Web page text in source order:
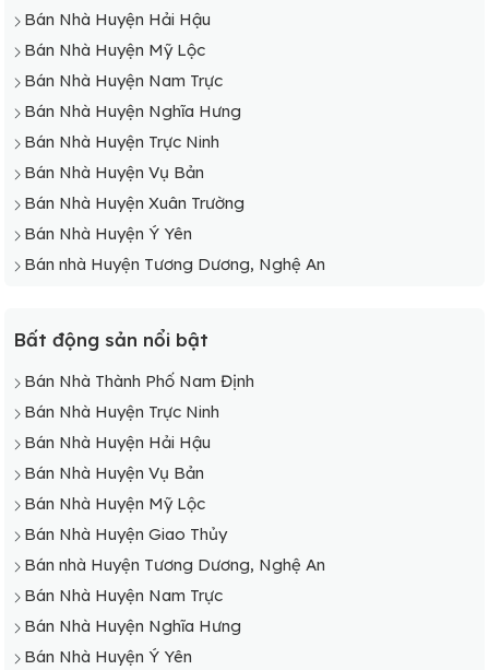
Bán Nhà Huyện Hải Hậu
Bán Nhà Huyện Mỹ Lộc
Bán Nhà Huyện Nam Trực
Bán Nhà Huyện Nghĩa Hưng
Bán Nhà Huyện Trực Ninh
Bán Nhà Huyện Vụ Bản
Bán Nhà Huyện Xuân Trường
Bán Nhà Huyện Ý Yên
Bán nhà Huyện Tương Dương, Nghệ An
Bất động sản nổi bật
Bán Nhà Thành Phố Nam Định
Bán Nhà Huyện Trực Ninh
Bán Nhà Huyện Hải Hậu
Bán Nhà Huyện Vụ Bản
Bán Nhà Huyện Mỹ Lộc
Bán Nhà Huyện Giao Thủy
Bán nhà Huyện Tương Dương, Nghệ An
Bán Nhà Huyện Nam Trực
Bán Nhà Huyện Nghĩa Hưng
Bán Nhà Huyện Ý Yên